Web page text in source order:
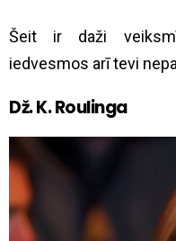
Šeit ir daži
iedvesmos arī tevi
Dž. K. Roulinga